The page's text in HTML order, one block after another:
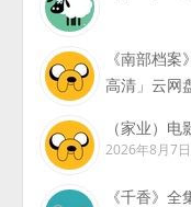
《南部档
高清」云网
（家业）
2026年8月7日
《千香》